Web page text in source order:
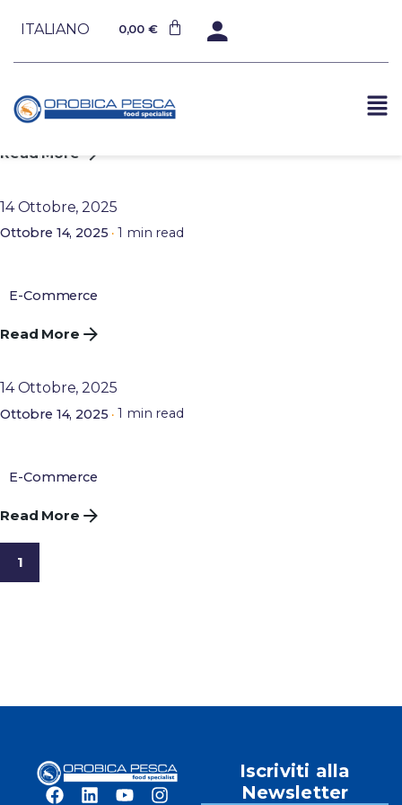
ITALIANO 0,00 €
15 Ottobre, 2025
E-Commerce
Read More
Posted by
14 Ottobre, 2025
Ottobre 14, 2025 1 min read
E-Commerce
Read More
Posted by
14 Ottobre, 2025
Ottobre 14, 2025 1 min read
E-Commerce
Read More
1
Iscriviti alla
Newsletter